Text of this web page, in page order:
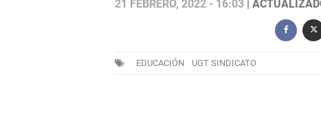
21 FEBRERO, 2022 - 16:03|
EDUCACIÓN UGT SINDICATO